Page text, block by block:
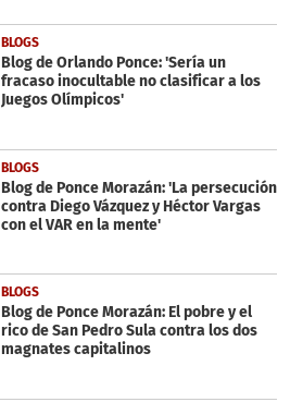
BLOGS
Blog de Orlando Ponce: 'Sería un
fracaso inocultable no clasificar a los
Juegos Olímpicos'
BLOGS
Blog de Ponce Morazán: 'La persecución
contra Diego Vázquez y Héctor Vargas
con el VAR en la mente'
BLOGS
Blog de Ponce Morazán: El pobre y el
rico de San Pedro Sula contra los dos
magnates capitalinos